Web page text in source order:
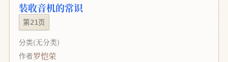
装收音机的常识
第21页
分类(无分类)
作者罗恺荣